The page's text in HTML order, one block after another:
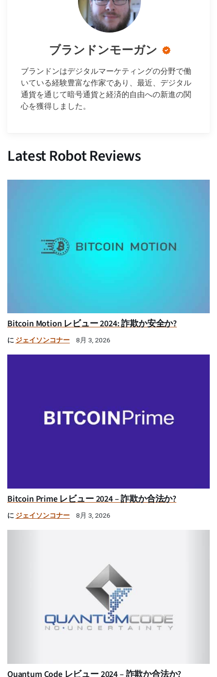
ブランドンモーガン
ブランドンはデジタルマーケティングの分野で働
いている経験豊富な作家であり、最近、デジタル
通貨を通じて暗号通貨と経済的自由への新進の関
心を獲得しました。
Latest Robot Reviews
Bitcoin Motion レビュー 2024: 詐欺か安全か?
に ジェイソンコナー 8月 3, 2026
Bitcoin Prime レビュー 2024 – 詐欺か合法か?
に ジェイソンコナー 8月 3, 2026
Quantum Code レビュー 2024 – 詐欺か合法か?